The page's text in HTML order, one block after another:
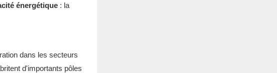
énergétique: la
dans les secteurs
d'importants pôles